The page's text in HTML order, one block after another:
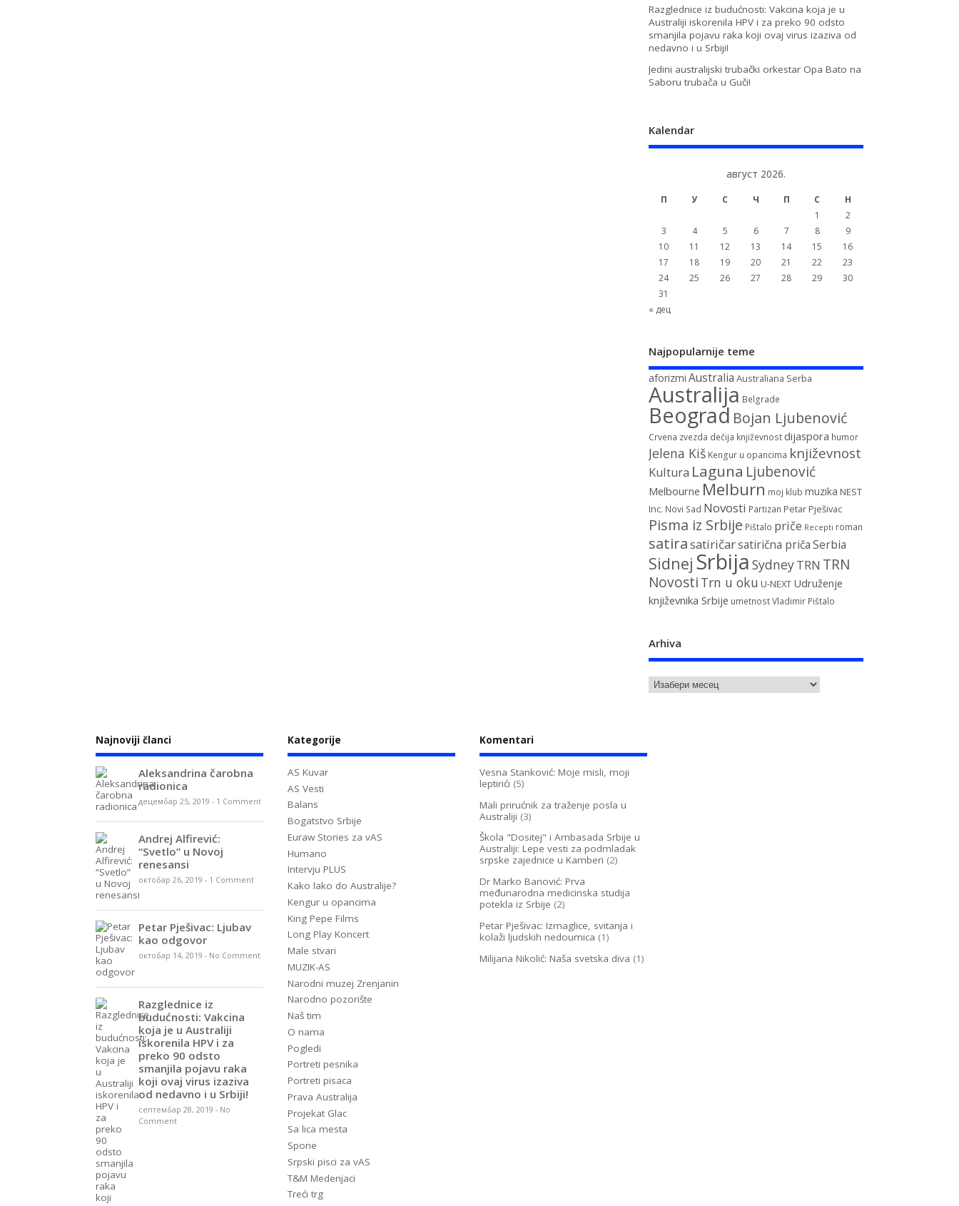
Razglednice iz budućnosti: Vakcina koja je u
Australiji iskorenila HPV i za preko 90 odsto
smanjila pojavu raka koji ovaj virus izaziva od
nedavno i u Srbiji!
Jedini australijski trubački orkestar Opa Bato na
Saboru trubača u Guči!
Kalendar
август 2026.
П У С Ч П С
Н
1
2
3
4 5 6 7 8
9
10
11 12 13 14 15
16
17
18 19 20 21 22
23
24
25 26 27 28 29
30
31
« дец
Najpopularnije teme
aforizmi Australia Australiana Serba
Australija Belgrade
Beograd Bojan Ljubenović
Crvena zvezda dečija književnost dijaspora humor
Jelena Kiš Kengur u opancima književnost
Kultura Laguna Ljubenović
Melbourne Melburn moj klub muzika NEST
Inc. Novi Sad Novosti Partizan Petar Pješivac
Pisma iz Srbije Pištalo priče Recepti roman
satirasatiričarsatirična pričaSerbia
Sidnej Srbija Sydney TRN TRN
Novosti Trn u oku U-NEXT Udruženje
književnika Srbije umetnost Vladimir Pištalo
Arhiva
Najnoviji članci
Aleksandrina čarobna
radionica
децембар 25, 2019 - 1 Comment
Andrej Alfirević:
“Svetlo” u Novoj
renesansi
октобар 26, 2019 - 1 Comment
Petar Pješivac: Ljubav
kao odgovor
октобар 14, 2019 - No Comment
Razglednice iz
budućnosti: Vakcina
koja je u Australiji
iskorenila HPV i za
preko 90 odsto
smanjila pojavu raka
koji ovaj virus izaziva
od nedavno i u Srbiji!
септембар 28, 2019 - No
Comment
Kategorije
AS Kuvar
AS Vesti
Balans
Bogatstvo Srbije
Euraw Stories za vAS
Humano
Intervju PLUS
Kako lako do Australije?
Kengur u opancima
King Pepe Films
Long Play Koncert
Male stvari
MUZIK-AS
Narodni muzej Zrenjanin
Narodno pozorište
Naš tim
O nama
Pogledi
Portreti pesnika
Portreti pisaca
Prava Australija
Projekat Glac
Sa lica mesta
Spone
Srpski pisci za vAS
T&M Medenjaci
Treći trg
Komentari
Vesna Stanković: Moje misli, moji
leptirići (5)
Mali prirućnik za traženje posla u
Australiji (3)
Škola "Dositej" i Ambasada Srbije u
Australiji: Lepe vesti za podmladak
srpske zajednice u Kamberi (2)
Dr Marko Banović: Prva
međunarodna medicinska studija
potekla iz Srbije (2)
Petar Pješivac: Izmaglice, svitanja i
kolaži ljudskih nedoumica (1)
Milijana Nikolić: Naša svetska diva (1)